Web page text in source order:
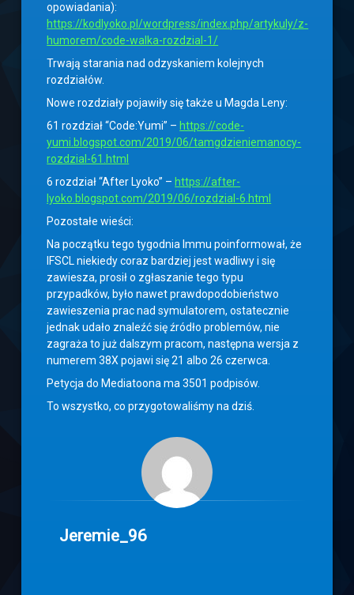
opowiadania):
https://kodlyoko.pl/wordpress/index.php/artykuly/z-
humorem/code-walka-rozdzial-1/
Trwają starania nad odzyskaniem kolejnych
rozdziałów.
Nowe rozdziały pojawiły się także u Magda Leny:
61 rozdział “Code:Yumi” – https://code-
yumi.blogspot.com/2019/06/tamgdzieniemanocy-
rozdzial-61.html
6 rozdział “After Lyoko” – https://after-
lyoko.blogspot.com/2019/06/rozdzial-6.html
Pozostałe wieści:
Na początku tego tygodnia Immu poinformował, że
IFSCL niekiedy coraz bardziej jest wadliwy i się
zawiesza, prosił o zgłaszanie tego typu
przypadków, było nawet prawdopodobieństwo
zawieszenia prac nad symulatorem, ostatecznie
jednak udało znaleźć się źródło problemów, nie
zagraża to już dalszym pracom, następna wersja z
numerem 38X pojawi się 21 albo 26 czerwca.
Petycja do Mediatoona ma 3501 podpisów.
To wszystko, co przygotowaliśmy na dziś.
Jeremie_96